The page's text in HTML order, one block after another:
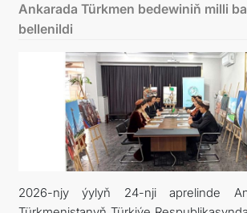
KONSOLOSLUK
RANDEVU ALINIZ
DB
Ankarada Türkmen bedewiniň milli
bellenildi
2026-njy ýylyň 24-nji aprelinde